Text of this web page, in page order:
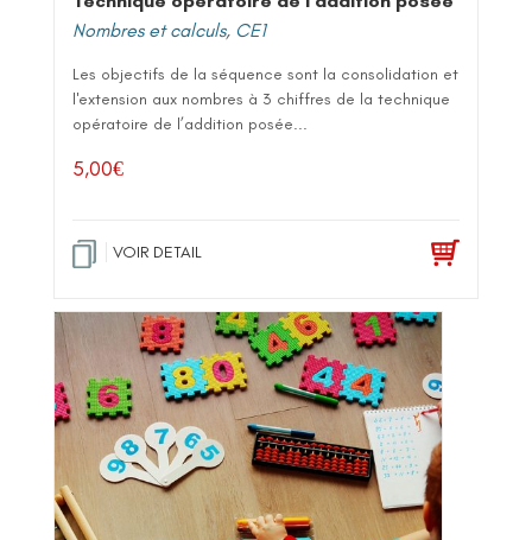
Nombres et calculs, CE1
Les objectifs de la séquence sont la consolidation et
l'extension aux nombres à 3 chiffres de la technique
opératoire de l’addition posée...
5,00€
VOIR DETAIL